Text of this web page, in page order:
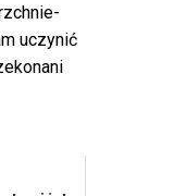
uczynić